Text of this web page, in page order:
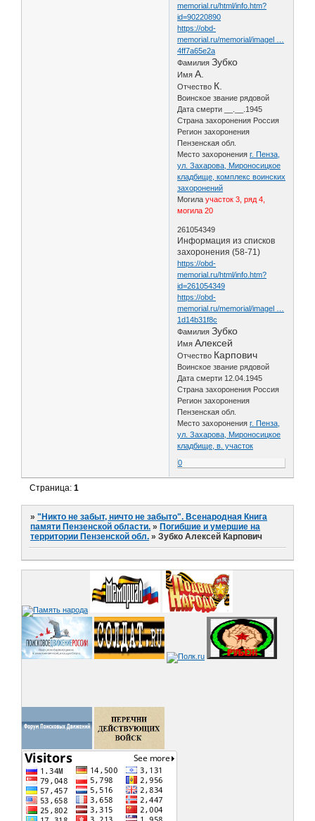
memorial.ru/html/info.htm?
id=90220890
https://obd-
memorial.ru/memorial/imagel …
4ff7a65e2a
ФамилияЗубко
ИмяА.
Отчество К.
Воинское звание рядовой
Дата смерти __.__.1945
Страна захоронения Россия
Регион захоронения
Пензенская обл.
Место захороненияг. Пенза,
ул. Захарова, Мироносицкое
кладбище, комплекс воинских
захоронений
Могилаучасток 3, ряд 4,
могила 20
261054349
Информация из списков
захоронения (58-71)
https://obd-
memorial.ru/html/info.htm?
id=261054349
https://obd-
memorial.ru/memorial/imagel …
1d14b31f8c
ФамилияЗубко
ИмяАлексей
Отчество Карпович
Воинское звание рядовой
Дата смерти 12.04.1945
Страна захоронения Россия
Регион захоронения
Пензенская обл.
Место захороненияг. Пенза,
ул. Захарова, Мироносицкое
кладбище, в. участок
0
Страница:1
»"Никто не забыт, ничто не забыто". Всенародная Книга
памяти Пензенской области. » Погибшие и умершие на
территории Пензенской обл. »Зубко Алексей Карпович